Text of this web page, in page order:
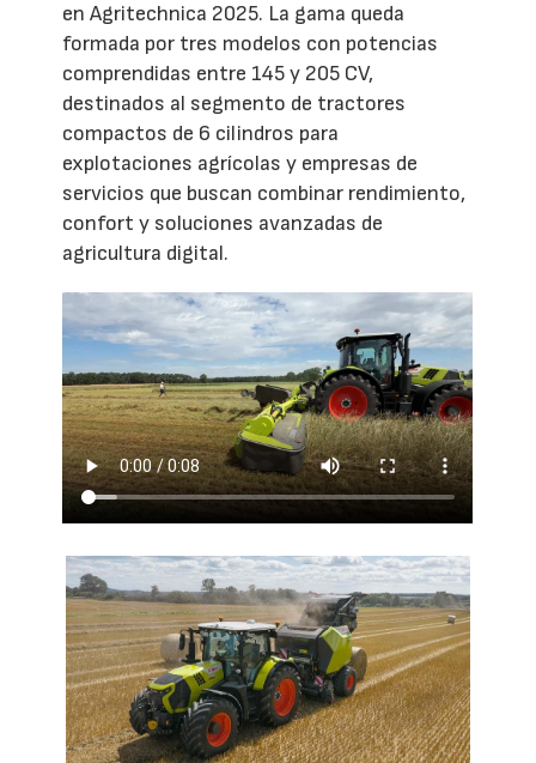
en Agritechnica 2025. La gama queda
formada por tres modelos con potencias
comprendidas entre 145 y 205 CV,
destinados al segmento de tractores
compactos de 6 cilindros para
explotaciones agrícolas y empresas de
servicios que buscan combinar rendimiento,
confort y soluciones avanzadas de
agricultura digital.